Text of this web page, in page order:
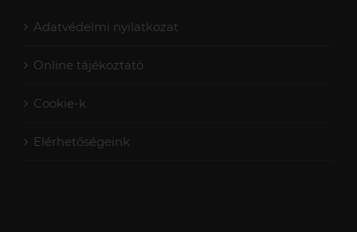
Adatvédelmi nyilatkozat
Online tájékoztató
Cookie-k
Elérhetőségeink